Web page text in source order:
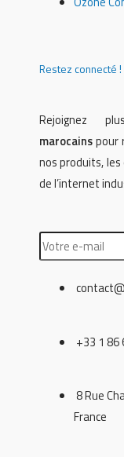
Restez connecté !
Rejoignez
marocainspour
nos produits,
de l’internet
+33 1 86
8 Rue
France